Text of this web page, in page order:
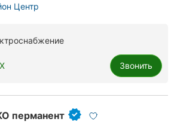
Центр
Звонить
перманент